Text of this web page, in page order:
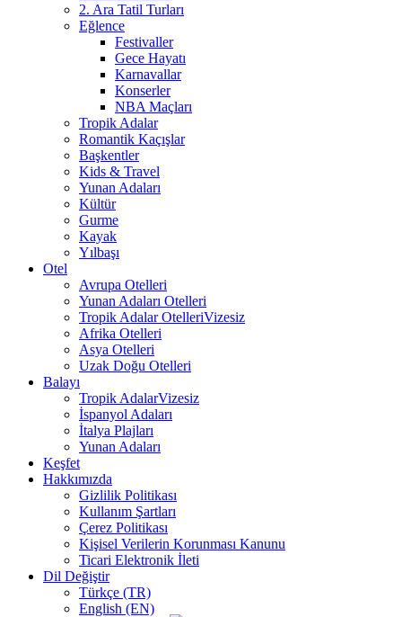
2. Ara Tatil Turları
Eğlence
Festivaller
Gece Hayatı
Karnavallar
Konserler
NBA Maçları
Tropik Adalar
Romantik Kaçışlar
Başkentler
Kids & Travel
Yunan Adaları
Kültür
Gurme
Kayak
Yılbaşı
Otel
Avrupa Otelleri
Yunan Adaları Otelleri
Tropik Adalar OtelleriVizesiz
Afrika Otelleri
Asya Otelleri
Uzak Doğu Otelleri
Balayı
Tropik AdalarVizesiz
İspanyol Adaları
İtalya Plajları
Yunan Adaları
Keşfet
Hakkımızda
Gizlilik Politikası
Kullanım Şartları
Çerez Politikası
Kişisel Verilerin Korunması Kanunu
Ticari Elektronik İleti
Dil Değiştir
Türkçe (TR)
English (EN)